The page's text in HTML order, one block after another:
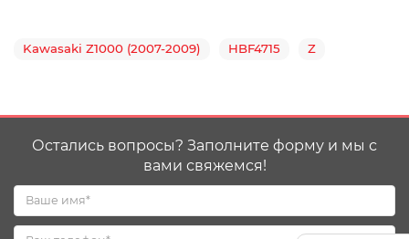
Kawasaki Z1000 (2007-2009) HBF4715 Z
Остались вопросы? Заполните форму и мы с
вами свяжемся!